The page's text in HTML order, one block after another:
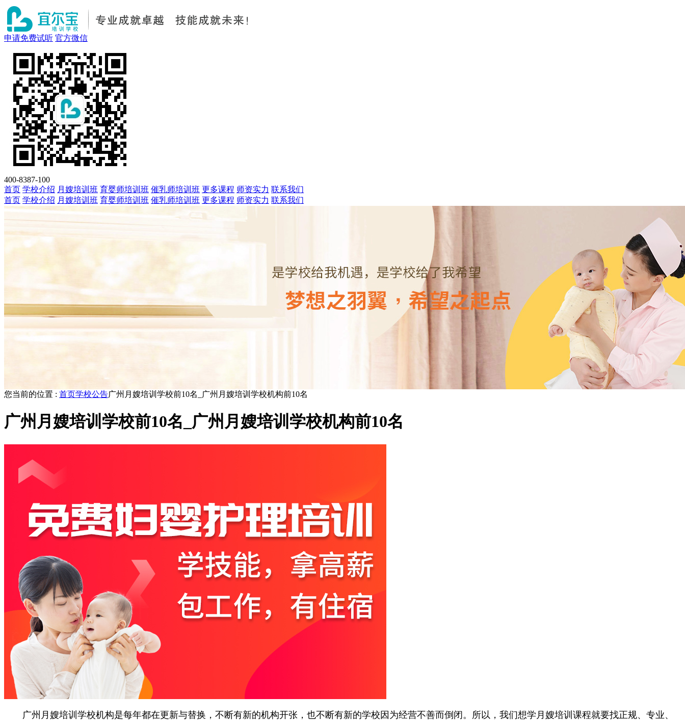
申请免费试听 官方微信
400-8387-100
首页 学校介绍 月嫂培训班 育婴师培训班 催乳师培训班 更多课程 师资实力 联系我们
首页 学校介绍 月嫂培训班 育婴师培训班 催乳师培训班 更多课程 师资实力 联系我们
您当前的位置 : 首页学校公告广州月嫂培训学校前10名_广州月嫂培训学校机构前10名
广州月嫂培训学校前10名_广州月嫂培训学校机构前10名
广州月嫂培训学校机构是每年都在更新与替换，不断有新的机构开张，也不断有新的学校因为经营不善而倒闭。所以，我们想学月嫂培训课程就要找正规、专业、